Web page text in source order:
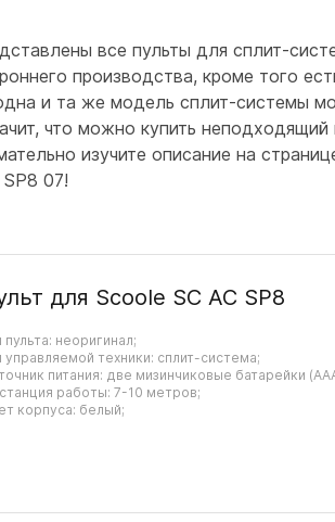
все пульты для сплит-
производства, кроме того
и та же модель сплит-системы
что можно купить
изучите описание на
07!
для Scoole SC AC SP8
пульта: неоригинал;
управляемой техники: сплит-система;
питания: две мизинчиковые батарейки
работы: 7-10 метров;
корпуса: белый;